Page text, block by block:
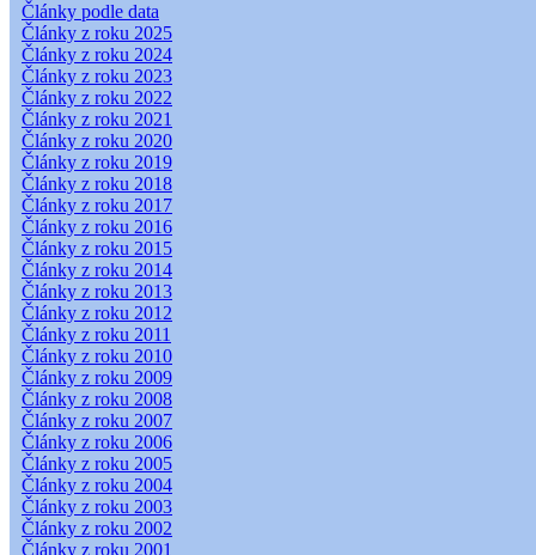
Články podle data
Články z roku 2025
Články z roku 2024
Články z roku 2023
Články z roku 2022
Články z roku 2021
Články z roku 2020
Články z roku 2019
Články z roku 2018
Články z roku 2017
Články z roku 2016
Články z roku 2015
Články z roku 2014
Články z roku 2013
Články z roku 2012
Články z roku 2011
Články z roku 2010
Články z roku 2009
Články z roku 2008
Články z roku 2007
Články z roku 2006
Články z roku 2005
Články z roku 2004
Články z roku 2003
Články z roku 2002
Články z roku 2001